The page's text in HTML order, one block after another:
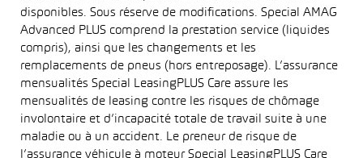
disponibles. Sous réserve de modifications. Special AMAG
Advanced PLUS comprend la prestation service (liquides
compris), ainsi que les changements et les
remplacements de pneus (hors entreposage). L’assurance
mensualités Special LeasingPLUS Care assure les
mensualités de leasing contre les risques de chômage
involontaire et d’incapacité totale de travail suite à une
maladie ou à un accident. Le preneur de risque de
l’assurance véhicule à moteur Special LeasingPLUS Care